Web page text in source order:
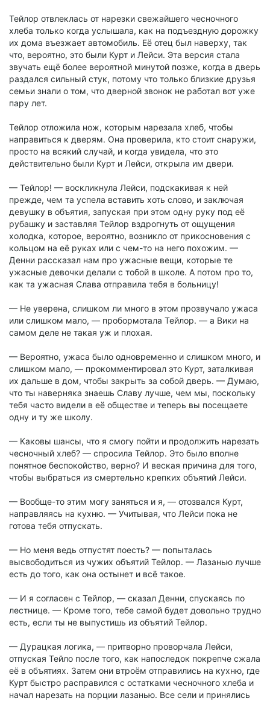
Тейлор отвлеклась от нарезки свежайшего чесночного
хлеба только когда услышала, как на подъездную дорожку
их дома въезжает автомобиль. Её отец был наверху, так
что, вероятно, это были Курт и Лейси. Эта версия стала
звучать ещё более вероятной минутой позже, когда в дверь
раздался сильный стук, потому что только близкие друзья
семьи знали о том, что дверной звонок не работал вот уже
пару лет.
Тейлор отложила нож, которым нарезала хлеб, чтобы
направиться к дверям. Она проверила, кто стоит снаружи,
просто на всякий случай, и когда увидела, что это
действительно были Курт и Лейси, открыла им двери.
— Тейлор! — воскликнула Лейси, подскакивая к ней
прежде, чем та успела вставить хоть слово, и заключая
девушку в объятия, запуская при этом одну руку под её
рубашку и заставляя Тейлор вздрогнуть от ощущения
холодка, которое, вероятно, возникло от прикосновения с
кольцом на её руках или с чем-то на него похожим. —
Денни рассказал нам про ужасные вещи, которые те
ужасные девочки делали с тобой в школе. А потом про то,
как та ужасная Слава отправила тебя в больницу!
— Не уверена, слишком ли много в этом прозвучало ужаса
или слишком мало, — пробормотала Тейлор. — а Вики на
самом деле не такая уж и плохая.
— Вероятно, ужаса было одновременно и слишком много, и
слишком мало, — прокомментировал это Курт, заталкивая
их дальше в дом, чтобы закрыть за собой дверь. — Думаю,
что ты наверняка знаешь Славу лучше, чем мы, поскольку
тебя часто видели в её обществе и теперь вы посещаете
одну и ту же школу.
— Каковы шансы, что я смогу пойти и продолжить нарезать
чесночный хлеб? — спросила Тейлор. Это было вполне
понятное беспокойство, верно? И веская причина для того,
чтобы выбраться из смертельно крепких объятий Лейси.
— Вообще-то этим могу заняться и я, — отозвался Курт,
направляясь на кухню. — Учитывая, что Лейси пока не
готова тебя отпускать.
— Но меня ведь отпустят поесть? — попыталась
высвободиться из чужих объятий Тейлор. — Лазанью лучше
есть до того, как она остынет и всё такое.
— И я согласен с Тейлор, — сказал Денни, спускаясь по
лестнице. — Кроме того, тебе самой будет довольно трудно
есть, если ты не выпустишь из объятий Тейлор.
— Дурацкая логика, — притворно проворчала Лейси,
отпуская Тейло после того, как напоследок покрепче сжала
её в объятиях. Затем они втроём отправились на кухню, где
Курт быстро расправился с остатками чесночного хлеба и
начал нарезать на порции лазанью. Все сели и принялись